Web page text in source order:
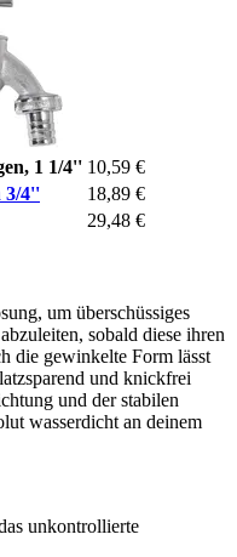
1 1/4'' 10,59 €
3/4''
18,89 €
29,48 €
um überschüssiges
sobald diese ihren
die gewinkelte Form lässt
und knickfrei
und der stabilen
wasserdicht an deinem
unkontrollierte